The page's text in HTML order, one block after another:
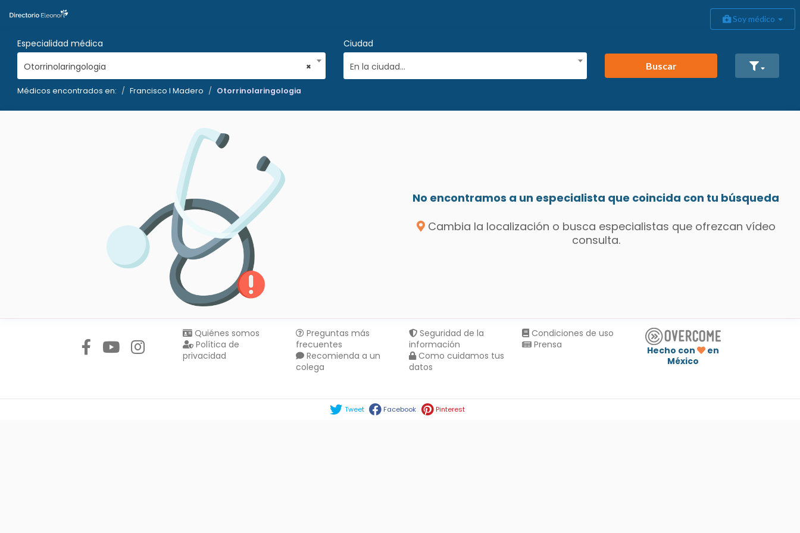
Soy médico
Especialidad médica
×
Otorrinolaringologia
Ciudad
En la ciudad...
Buscar
Médicos encontrados en: Francisco I Madero Otorrinolaringologia
No encontramos a un especialista que coincida con tu búsqueda
Cambia la localización o busca especialistas que ofrezcan vídeo
consulta.
Quiénes somos
Política de
privacidad
Preguntas más
frecuentes
Recomienda a un
colega
Seguridad de la
información
Como cuidamos tus
datos
Condiciones de uso
Prensa
Hecho con
en
México
Tweet Facebook Pinterest